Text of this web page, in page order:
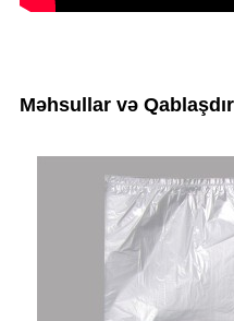
Məhsullar və